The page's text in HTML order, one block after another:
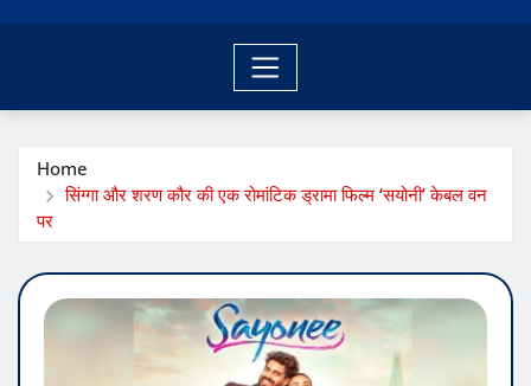
Home
सिंग्गा और शरण कौर की एक रोमांटिक ड्रामा फिल्म ‘सयोनी’ केबल वन
पर